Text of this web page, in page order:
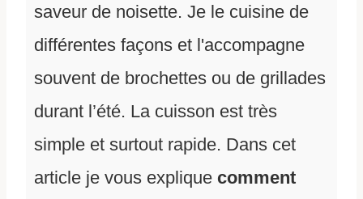
saveur de noisette. Je le cuisine de
différentes façons et l'accompagne
souvent de brochettes ou de grillades
durant l’été. La cuisson est très
simple et surtout rapide. Dans cet
article je vous explique comment